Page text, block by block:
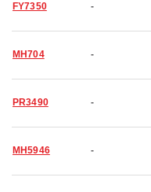
FY7350 -
MH704 -
PR3490 -
MH5946 -